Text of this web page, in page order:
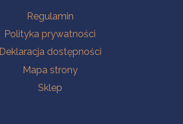
Regulamin
Polityka prywatności
Deklaracja dostępności
Mapa strony
Sklep